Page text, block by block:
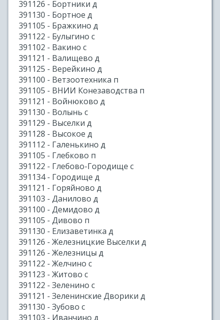
391126 - Бортники д
391130 - Бортное д
391105 - Бражкино д
391122 - Булыгино с
391102 - Вакино с
391121 - Валищево д
391125 - Верейкино д
391100 - Ветзоотехника п
391105 - ВНИИ Конезаводства п
391121 - Войнюково д
391130 - Волынь с
391129 - Выселки д
391128 - Высокое д
391112 - Галенькино д
391105 - Глебково п
391122 - Глебово-Городище с
391134 - Городище д
391121 - Горяйново д
391103 - Данилово д
391100 - Демидово д
391105 - Дивово п
391130 - Елизаветинка д
391126 - Железницкие Выселки д
391126 - Железницы д
391122 - Желчино с
391123 - Житово с
391122 - Зеленино с
391121 - Зеленинские Дворики д
391130 - Зубово с
391103 - Иванчино д